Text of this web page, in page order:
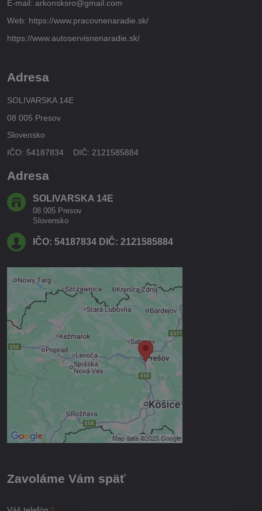
E-mail: arkonsksro@gmail.com
Web: https://www.pracovnenaradie.sk/
https://www.autoservisnenaradie.sk/
Adresa
SOLIVARSKA 14E
08 005 Presov
Slovensko
IČO: 54187834 DIČ: 2121585884
Adresa
SOLIVARSKA 14E
08 005 Presov
Slovensko
IČO: 54187834 DIČ: 2121585884
Externý obsah je blokovaný
Voľbami súkromia
Prajete si načítať externý obsah?
Povoliť tentokrát
Povoliť a zapamätať - súhlas s
druhom cookie: Funkčné
Otvoriť obsah v novom okne
Zavoláme Vám späť